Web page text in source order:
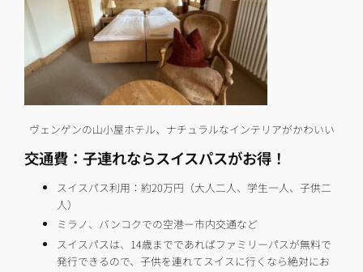
ヴェンゲンの山小屋ホテル、ナチュラルなインテリアがかわいい
交通費：子連れならスイスパスがお得！
スイスパス利用：約20万円（大人二人、学生一人、子供二
人）
ミラノ、バンコクでの空港ー市内交通など
スイスパスは、14歳までであればファミリーパスが無料で
発行できるので、子供を連れてスイスに行くなら絶対にお